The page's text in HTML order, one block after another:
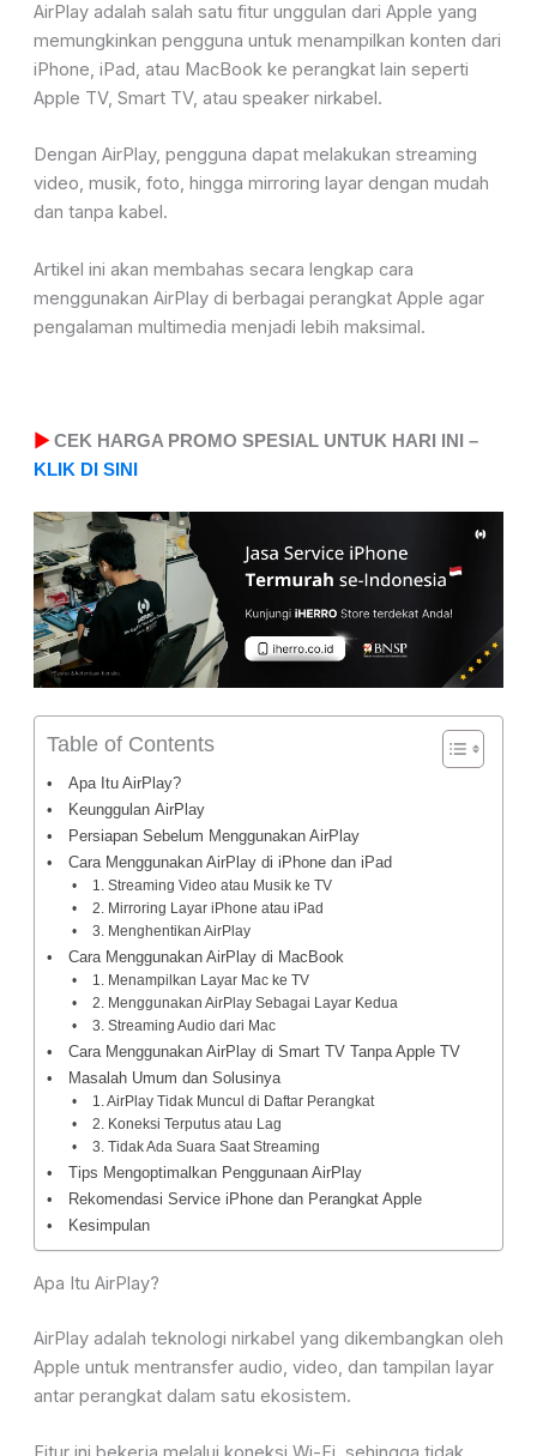
AirPlay adalah salah satu fitur unggulan dari Apple yang
memungkinkan pengguna untuk menampilkan konten dari
iPhone, iPad, atau MacBook ke perangkat lain seperti
Apple TV, Smart TV, atau speaker nirkabel.
Dengan AirPlay, pengguna dapat melakukan streaming
video, musik, foto, hingga mirroring layar dengan mudah
dan tanpa kabel.
Artikel ini akan membahas secara lengkap cara
menggunakan AirPlaydi berbagai perangkat Apple agar
pengalaman multimedia menjadi lebih maksimal.
▶CEK HARGA PROMO SPESIAL UNTUK HARI INI –
KLIK DI SINI
Table of Contents
Apa Itu AirPlay?
Keunggulan AirPlay
Persiapan Sebelum Menggunakan AirPlay
Cara Menggunakan AirPlay di iPhone dan iPad
1. Streaming Video atau Musik ke TV
2. Mirroring Layar iPhone atau iPad
3. Menghentikan AirPlay
Cara Menggunakan AirPlay di MacBook
1. Menampilkan Layar Mac ke TV
2. Menggunakan AirPlay Sebagai Layar Kedua
3. Streaming Audio dari Mac
Cara Menggunakan AirPlay di Smart TV Tanpa Apple TV
Masalah Umum dan Solusinya
1. AirPlay Tidak Muncul di Daftar Perangkat
2. Koneksi Terputus atau Lag
3. Tidak Ada Suara Saat Streaming
Tips Mengoptimalkan Penggunaan AirPlay
Rekomendasi Service iPhone dan Perangkat Apple
Kesimpulan
Apa Itu AirPlay?
AirPlayadalah teknologi nirkabel yang dikembangkan oleh
Apple untuk mentransfer audio, video, dan tampilan layar
antar perangkat dalam satu ekosistem.